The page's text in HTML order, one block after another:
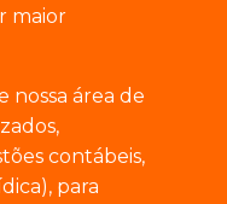
maior
área de
contábeis,
para